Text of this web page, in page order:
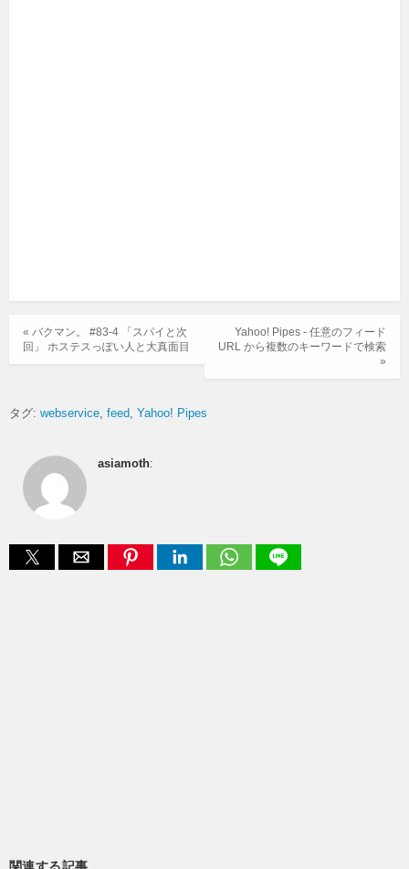
Yahoo! Pipes - 任意のフィード
URL から複数のキーワードで検索
»
« バクマン。 #83-4 「スパイと次
回」 ホステスっぽい人と大真面目
タグ: webservice feed Yahoo! Pipes
asiamoth:
関連する記事